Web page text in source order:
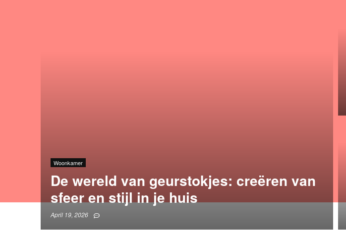
Woonkamer
De wereld van geurstokjes: creëren van
sfeer en stijl in je huis
April 19, 2026